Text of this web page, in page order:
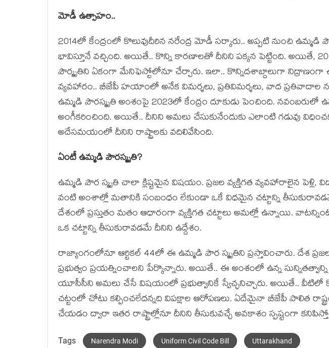
మోడీ ఉత్సాహం..
2014లో కేంద్రంలో కొలువుదీరిన న‌రేంద్ర మోడీ స‌ర్కారు.. అప్ప‌టి నుంచి
భావిస్తూనే వ‌చ్చింది. అయితే.. కొన్ని కార‌ణాల‌తో దీనిని ప‌క్క‌న పెట్టింది. అయితే,
పౌర్మృతిని ఏకంగా మేనిఫెస్టోలోనూ చేర్చారు. ఇలా.. కొన్నిద‌శాబ్దాలుగా నిద్రాణంగా
వ్య‌వ‌హారం.. బీజేపీ హ‌యాంలో అనేక విమ‌ర్శ‌లు, ప్ర‌తివిమ‌ర్శ‌లు, వాద ప్ర‌తివాదాల
ఉమ్మడి పౌరస్మృతి అంశంపై 2023లో కేంద్రం దూకుడు పెంచింది. న‌వంబ‌రులో
అంగీక‌రించింది. అయితే.. దీనిని అమ‌లు చేసుకునేందుకు ఎలాంటి గ‌డువు
అదేస‌మ‌యంలో దీనిని రాష్ట్రాల‌కు వ‌దిలివేసింది.
ఏంటీ ఉమ్మ‌డి పౌర‌స్మృతి?
ఉమ్మడి పౌర స్మృతి చాలా క్లిష్టమైన విషయం. ప్రజల వ్యక్తిగత వ్యవహారాలైన పెళ్లి,
వంటి అంశాల్లో మతానికి సంబంధం లేకుండా ఒకే విధమైన చట్టాన్ని
దేశంలో ప్రస్తుతం మతం ఆధారంగా వ్యక్తిగత చట్టాలు అమల్లో ఉన్నాయి.
ఒక చట్టాన్ని తీసుకురావడమే దీనిని ఉద్దేశం.
రాజ్యాంగంలోనూ ఆర్టికల్ 44లో ఈ ఉమ్మడి పౌర స్మృతిని ప్రస్తావించారు. దేశ
ప్రభుత్వం ప్రయత్నించాలని పేర్కొన్నారు. అయితే.. ఈ అంశంలో ఉన్న
యూసీసీని అమలు చేసే విషయంలో ప్రభుత్వానికే స్వేచ్ఛనిచ్చారు. అయితే.. వీటిలో
చ‌ట్టంలో చోటు క‌ల్పించ‌లేద‌న్న‌ది విప‌క్షాల ఆరోప‌ణ‌లు. ఏదేమైనా బీజేపీ పాలిత
చేయ‌డం ద్వారా ఇత‌ర రాష్ట్రాల్లోనూ దీనిని తీసుకువ‌చ్చే అవ‌కాశం స్ప‌ష్టంగా
Tags Narendra Modi Uniform Civil Code Bill Uttarakhand